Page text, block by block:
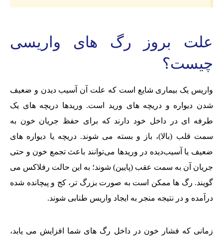
علت بروز رگ های واریسی
چیست؟
واریس یک بیماری شایع است که علت آن آسیب دیدن و ضعیف
شدن دیواره و دریچه های ورید است. وریدها دریچه های یک
طرفه ای در داخل خود دارند که برای حفظ جریان خون به
سمت قلب (بالا)، باز و بسته می شوند. دریچه‌ یا دیواره‌ های
ضعیف یا آسیب‌دیده در وریدها می‌توانند باعث تجمع خون و حتی
جریان آن به سمت عقب (پایین) شوند؛ به این حالت رفلاکس می
گویند. رگ ‌ها ممکن است به صورت بزرگ‌ تر، کج و پیچانده شده
درآمده و در نتیجه منجر به ایجاد واریس طنابی شوند.
زمانی که فشار خون در داخل رگ‌ های شما افزایش می‌ یابد،